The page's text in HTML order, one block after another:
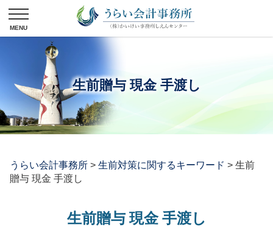
生前贈与 現金 手渡し
うらい会計事務所 > 生前対策に関するキーワード > 生前
贈与 現金 手渡し
生前贈与 現金 手渡し